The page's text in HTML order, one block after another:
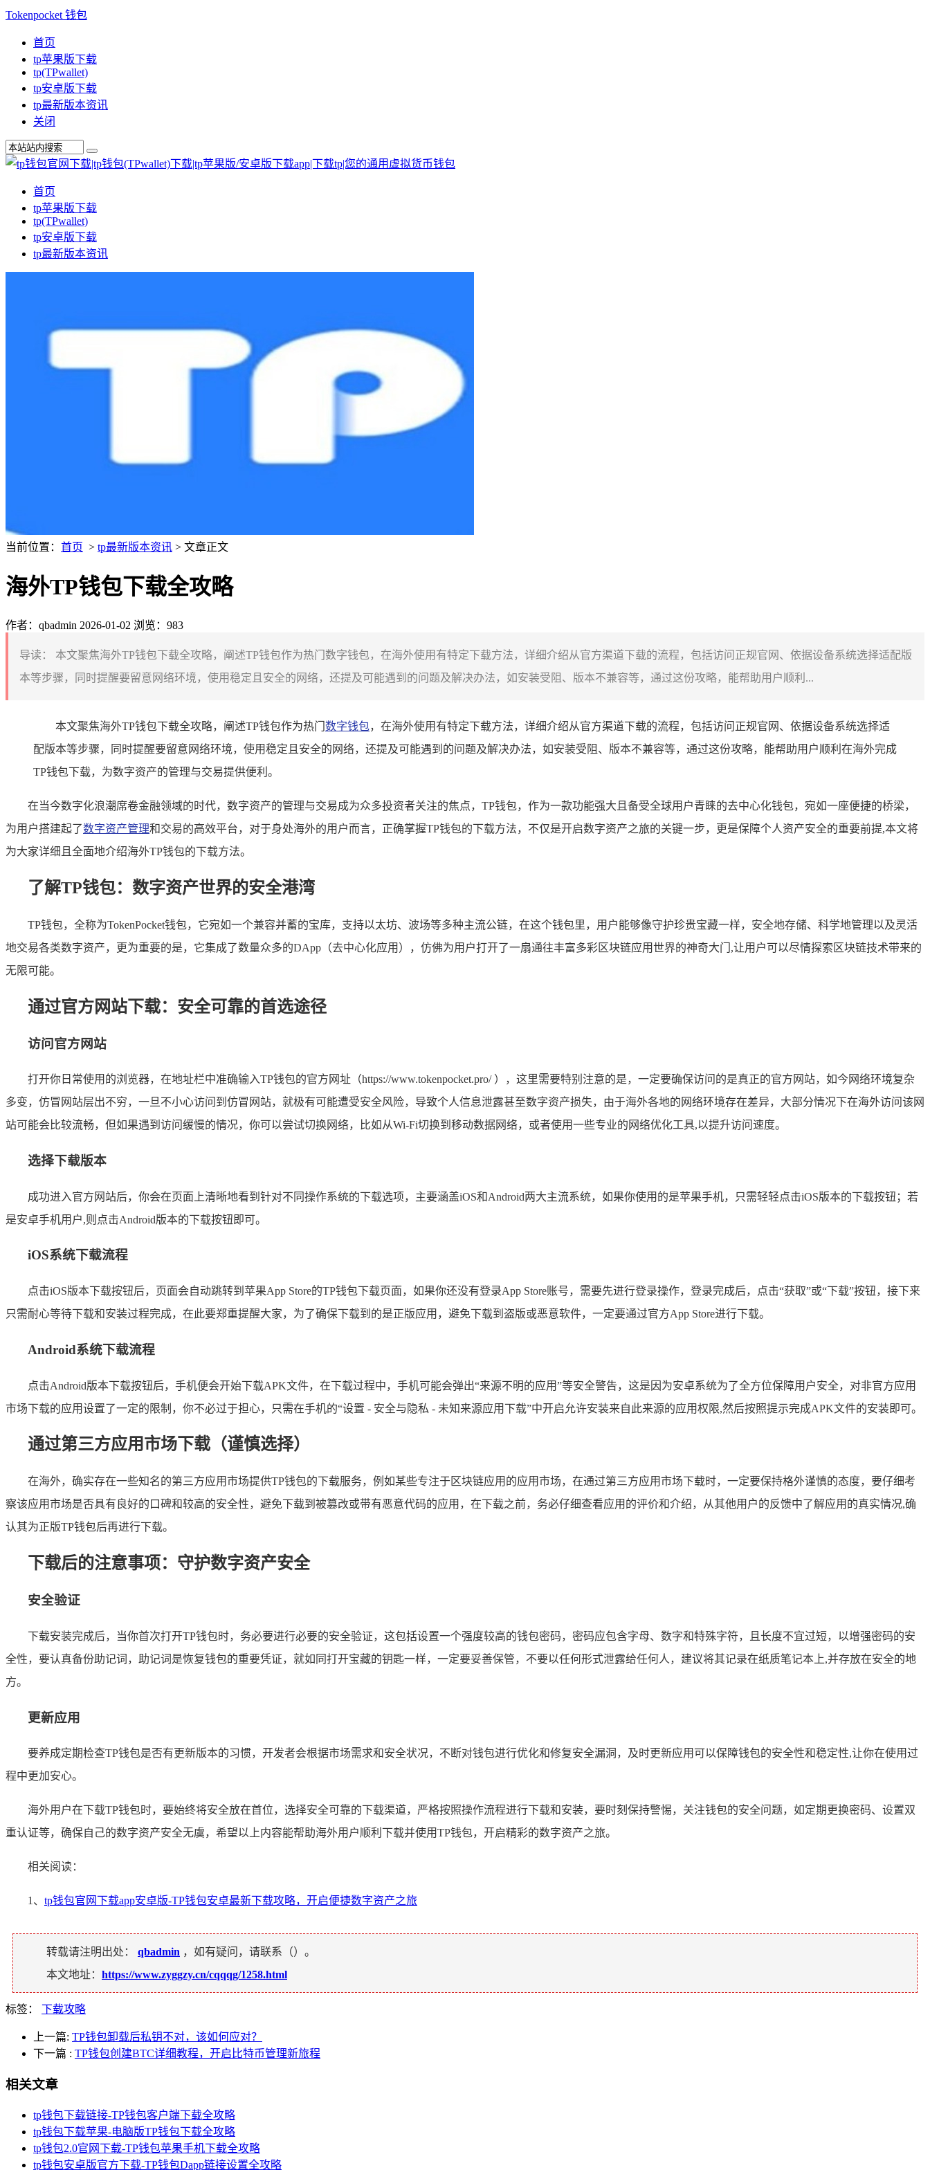
Tokenpocket 钱包
首页
tp苹果版下载
tp(TPwallet)
tp安卓版下载
tp最新版本资讯
关闭
首页
tp苹果版下载
tp(TPwallet)
tp安卓版下载
tp最新版本资讯
当前位置： 首页 > tp最新版本资讯 > 文章正文
海外TP钱包下载全攻略
作者：qbadmin 2026-01-02 浏览：983
导读：
本文聚焦海外TP钱包下载全攻略，阐述TP钱包作为热门数字钱包，在海外使用有特定下载方法，详细介绍从官方渠道下载的流程，包括访问正规官网、依据设备系统选择适配版
本等步骤，同时提醒要留意网络环境，使用稳定且安全的网络，还提及可能遇到的问题及解决办法，如安装受阻、版本不兼容等，通过这份攻略，能帮助用户顺利...
本文聚焦海外TP钱包下载全攻略，阐述TP钱包作为热门 数字钱包，在海外使用有特定下载方法，详细介绍从官方渠道下载的流程，包括访问正规官网、依据设备系统选择适
配版本等步骤，同时提醒要留意网络环境，使用稳定且安全的网络，还提及可能遇到的问题及解决办法，如安装受阻、版本不兼容等，通过这份攻略，能帮助用户顺利在海外完成
TP钱包下载，为数字资产的管理与交易提供便利。
在当今数字化浪潮席卷金融领域的时代，数字资产的管理与交易成为众多投资者关注的焦点，TP钱包，作为一款功能强大且备受全球用户青睐的去中心化钱包，宛如一座便捷的桥梁，
为用户搭建起了数字资产管理和交易的高效平台，对于身处海外的用户而言，正确掌握TP钱包的下载方法，不仅是开启数字资产之旅的关键一步，更是保障个人资产安全的重要前提,本文将
为大家详细且全面地介绍海外TP钱包的下载方法。
了解TP钱包：数字资产世界的安全港湾
TP钱包，全称为TokenPocket钱包，它宛如一个兼容并蓄的宝库，支持以太坊、波场等多种主流公链，在这个钱包里，用户能够像守护珍贵宝藏一样，安全地存储、科学地管理以及灵活
地交易各类数字资产，更为重要的是，它集成了数量众多的DApp（去中心化应用），仿佛为用户打开了一扇通往丰富多彩区块链应用世界的神奇大门,让用户可以尽情探索区块链技术带来的
无限可能。
通过官方网站下载：安全可靠的首选途径
访问官方网站
打开你日常使用的浏览器，在地址栏中准确输入TP钱包的官方网址（https://www.tokenpocket.pro/ ），这里需要特别注意的是，一定要确保访问的是真正的官方网站，如今网络环境复杂
多变，仿冒网站层出不穷，一旦不小心访问到仿冒网站，就极有可能遭受安全风险，导致个人信息泄露甚至数字资产损失，由于海外各地的网络环境存在差异，大部分情况下在海外访问该网
站可能会比较流畅，但如果遇到访问缓慢的情况，你可以尝试切换网络，比如从Wi-Fi切换到移动数据网络，或者使用一些专业的网络优化工具,以提升访问速度。
选择下载版本
成功进入官方网站后，你会在页面上清晰地看到针对不同操作系统的下载选项，主要涵盖iOS和Android两大主流系统，如果你使用的是苹果手机，只需轻轻点击iOS版本的下载按钮；若
是安卓手机用户,则点击Android版本的下载按钮即可。
iOS系统下载流程
点击iOS版本下载按钮后，页面会自动跳转到苹果App Store的TP钱包下载页面，如果你还没有登录App Store账号，需要先进行登录操作，登录完成后，点击“获取”或“下载”按钮，接下来
只需耐心等待下载和安装过程完成，在此要郑重提醒大家，为了确保下载到的是正版应用，避免下载到盗版或恶意软件，一定要通过官方App Store进行下载。
Android系统下载流程
点击Android版本下载按钮后，手机便会开始下载APK文件，在下载过程中，手机可能会弹出“来源不明的应用”等安全警告，这是因为安卓系统为了全方位保障用户安全，对非官方应用
市场下载的应用设置了一定的限制，你不必过于担心，只需在手机的“设置 - 安全与隐私 - 未知来源应用下载”中开启允许安装来自此来源的应用权限,然后按照提示完成APK文件的安装即可。
通过第三方应用市场下载（谨慎选择）
在海外，确实存在一些知名的第三方应用市场提供TP钱包的下载服务，例如某些专注于区块链应用的应用市场，在通过第三方应用市场下载时，一定要保持格外谨慎的态度，要仔细考
察该应用市场是否具有良好的口碑和较高的安全性，避免下载到被篡改或带有恶意代码的应用，在下载之前，务必仔细查看应用的评价和介绍，从其他用户的反馈中了解应用的真实情况,确
认其为正版TP钱包后再进行下载。
下载后的注意事项：守护数字资产安全
安全验证
下载安装完成后，当你首次打开TP钱包时，务必要进行必要的安全验证，这包括设置一个强度较高的钱包密码，密码应包含字母、数字和特殊字符，且长度不宜过短，以增强密码的安
全性，要认真备份助记词，助记词是恢复钱包的重要凭证，就如同打开宝藏的钥匙一样，一定要妥善保管，不要以任何形式泄露给任何人，建议将其记录在纸质笔记本上,并存放在安全的地
方。
更新应用
要养成定期检查TP钱包是否有更新版本的习惯，开发者会根据市场需求和安全状况，不断对钱包进行优化和修复安全漏洞，及时更新应用可以保障钱包的安全性和稳定性,让你在使用过
程中更加安心。
海外用户在下载TP钱包时，要始终将安全放在首位，选择安全可靠的下载渠道，严格按照操作流程进行下载和安装，要时刻保持警惕，关注钱包的安全问题，如定期更换密码、设置双
重认证等，确保自己的数字资产安全无虞，希望以上内容能帮助海外用户顺利下载并使用TP钱包，开启精彩的数字资产之旅。
相关阅读：
1、 tp钱包官网下载app安卓版-TP钱包安卓最新下载攻略，开启便捷数字资产之旅
转载请注明出处： qbadmin ，如有疑问，请联系（）。
本文地址： https://www.zyggzy.cn/cqqqg/1258.html
标签： 下载攻略
上一篇: TP钱包卸载后私钥不对，该如何应对？
下一篇 : TP钱包创建BTC详细教程，开启比特币管理新旅程
相关文章
tp钱包下载链接-TP钱包客户端下载全攻略
tp钱包下载苹果-电脑版TP钱包下载全攻略
tp钱包2.0官网下载-TP钱包苹果手机下载全攻略
tp钱包安卓版官方下载-TP钱包Dapp链接设置全攻略